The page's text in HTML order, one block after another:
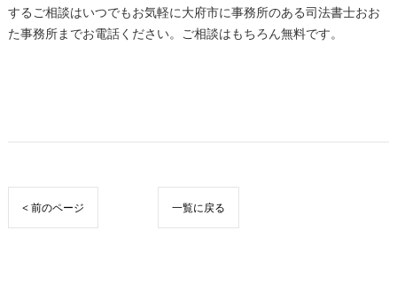
するご相談はいつでもお気軽に大府市に事務所のある司法書士おお
た事務所までお電話ください。ご相談はもちろん無料です。
< 前のページ 一覧に戻る